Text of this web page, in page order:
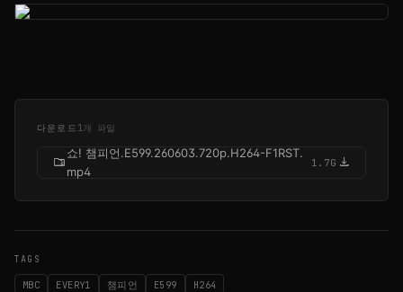
다운로드 1개 파일
folder_zip
쇼! 챔피언.E599.260603.720p.H264-F1RST.
mp4
1.7G download
TAGS
MBC EVERY1 챔피언 E599 H264